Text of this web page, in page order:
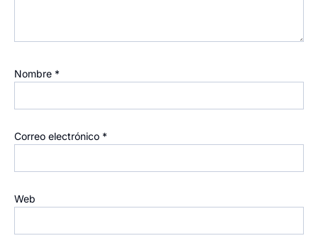
Nombre *
Correo electrónico *
Web